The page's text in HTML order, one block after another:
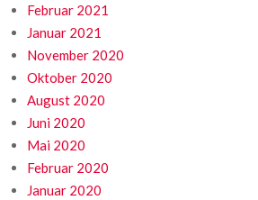
Februar 2021
Januar 2021
November 2020
Oktober 2020
August 2020
Juni 2020
Mai 2020
Februar 2020
Januar 2020